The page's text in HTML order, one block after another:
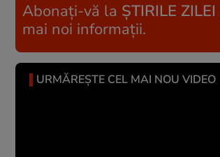
Abonați-vă la ȘTIRILE ZILEI
mai noi informații.
URMĂREȘTE CEL MAI NOU VIDEO